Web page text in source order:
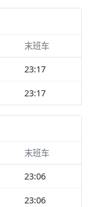
末班车
23:17
23:17
末班车
23:06
23:06